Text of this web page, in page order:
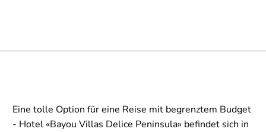
Eine tolle Option für eine Reise mit begrenztem Budget
- Hotel «Bayou Villas Delice Peninsula» befindet sich in